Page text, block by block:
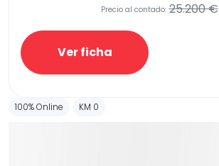
Etiqueta medioambiental
Precio al contado: 25.200 €
Ver ficha
100% Online KM 0